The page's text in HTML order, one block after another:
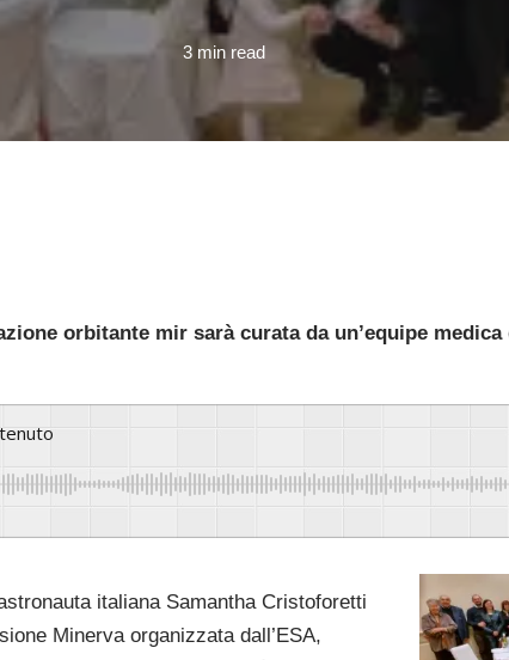
3 min read
orbitante mir sarà curata da un’equipe
italiana Samantha Cristoforetti
Minerva organizzata dall’ESA,